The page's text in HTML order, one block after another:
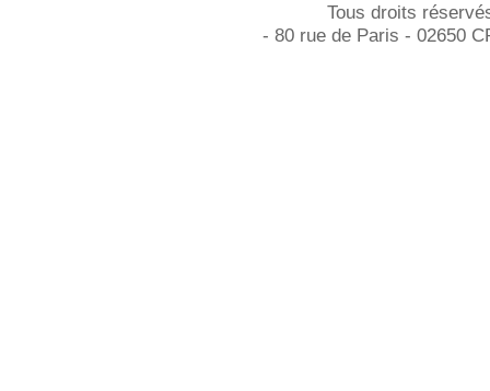
Tous droits
- 80 rue de Paris - 02650